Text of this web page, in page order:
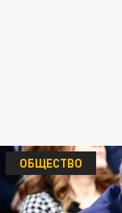
ОБЩЕСТВО